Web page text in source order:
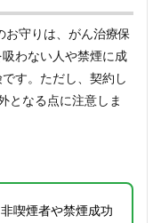
お守りは、がん治療保
わない人や禁煙に成
す。ただし、契約し
となる点に注意しま
喫煙者や禁煙成功